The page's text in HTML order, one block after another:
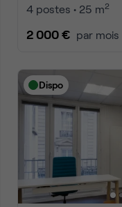
4 postes • 25 m2
2 000 € par mois
Dispo